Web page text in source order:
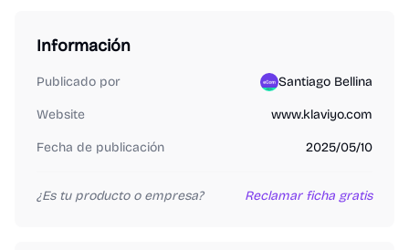
Información
Publicado por Santiago Bellina
Website www.klaviyo.com
Fecha de publicación 2025/05/10
¿Es tu producto o empresa? Reclamar ficha gratis